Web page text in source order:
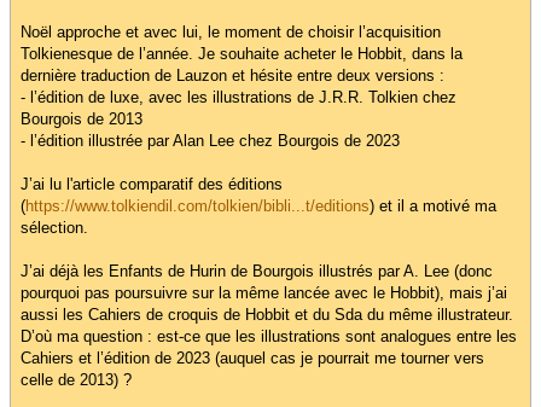
Noël approche et avec lui, le moment de choisir l’acquisition
Tolkienesque de l’année. Je souhaite acheter le Hobbit, dans la
dernière traduction de Lauzon et hésite entre deux versions :
- l’édition de luxe, avec les illustrations de J.R.R. Tolkien chez
Bourgois de 2013
- l’édition illustrée par Alan Lee chez Bourgois de 2023
J’ai lu l'article comparatif des éditions
(https://www.tolkiendil.com/tolkien/bibli...t/editions) et il a motivé ma
sélection.
J’ai déjà les Enfants de Hurin de Bourgois illustrés par A. Lee (donc
pourquoi pas poursuivre sur la même lancée avec le Hobbit), mais j’ai
aussi les Cahiers de croquis de Hobbit et du Sda du même illustrateur.
D’où ma question : est-ce que les illustrations sont analogues entre les
Cahiers et l’édition de 2023 (auquel cas je pourrait me tourner vers
celle de 2013) ?